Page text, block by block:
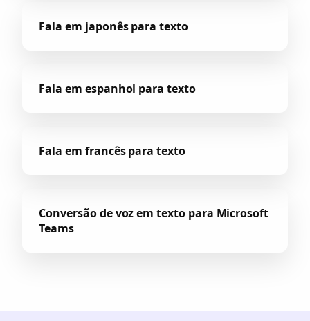
Fala em japonês para texto
Fala em espanhol para texto
Fala em francês para texto
Conversão de voz em texto para Microsoft
Teams